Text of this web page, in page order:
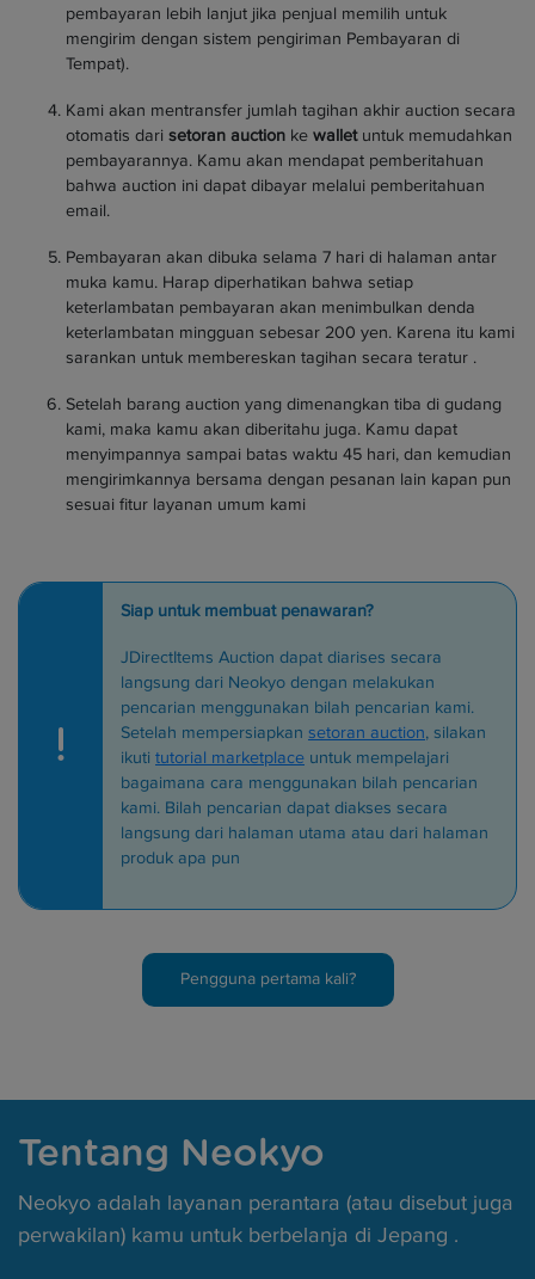
pembayaran lebih lanjut jika penjual memilih untuk
mengirim dengan sistem pengiriman Pembayaran di
Tempat).
Kami akan mentransfer jumlah tagihan akhir auction secara
otomatis dari setoran auction ke walletuntuk memudahkan
pembayarannya. Kamu akan mendapat pemberitahuan
bahwa auction ini dapat dibayar melalui pemberitahuan
email.
Pembayaran akan dibuka selama 7 hari di halaman antar
muka kamu. Harap diperhatikan bahwa setiap
keterlambatan pembayaran akan menimbulkan denda
keterlambatan mingguan sebesar 200 yen. Karena itu kami
sarankan untuk membereskan tagihan secara teratur .
Setelah barang auction yang dimenangkan tiba di gudang
kami, maka kamu akan diberitahu juga. Kamu dapat
menyimpannya sampai batas waktu 45 hari, dan kemudian
mengirimkannya bersama dengan pesanan lain kapan pun
sesuai fitur layanan umum kami
Siap untuk membuat penawaran?
JDirectItems Auction dapat diarises secara
langsung dari Neokyo dengan melakukan
pencarian menggunakan bilah pencarian kami.
Setelah mempersiapkan setoran auction, silakan
ikuti tutorial marketplace untuk mempelajari
bagaimana cara menggunakan bilah pencarian
kami. Bilah pencarian dapat diakses secara
langsung dari halaman utama atau dari halaman
produk apa pun
Pengguna pertama kali?
Tentang Neokyo
Neokyo adalah layanan perantara (atau disebut juga
perwakilan) kamu untuk berbelanja di Jepang .